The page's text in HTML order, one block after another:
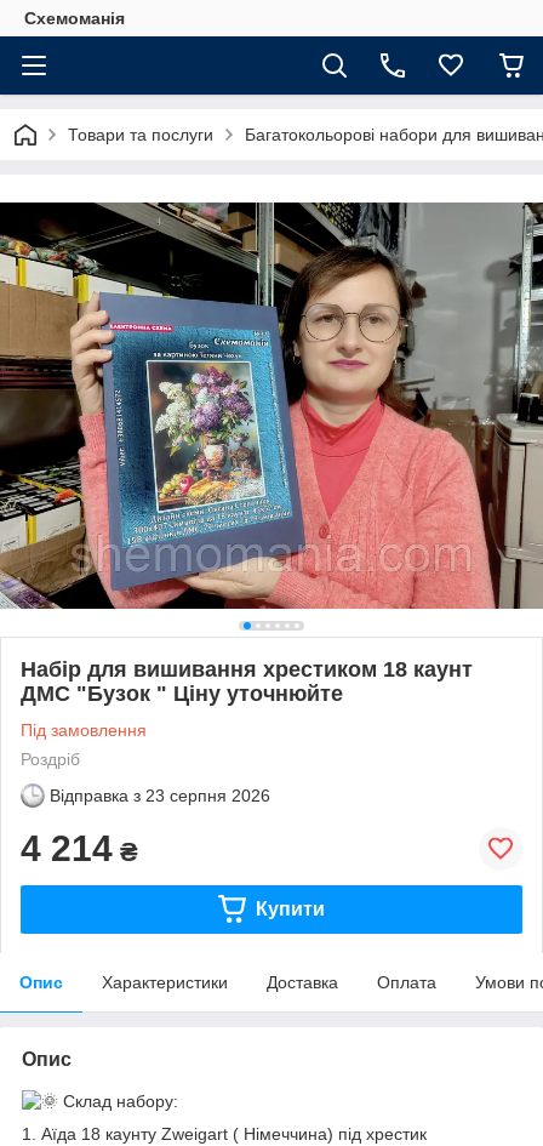
Схемоманія
Товари та послуги Багатокольорові набори для
Набір для вишивання хрестиком 18 каунт
ДМС "Бузок " Ціну уточнюйте
Під замовлення
Роздріб
Відправка з 23 серпня 2026
4 214 ₴
Купити
Опис Характеристики Доставка Оплата Умови
Опис
Склад набору:
1. Аїда 18 каунту Zweigart ( Німеччина) під хрестик